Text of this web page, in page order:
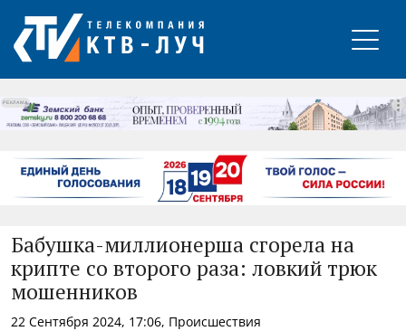
РЕКЛАМА
Бабушка-миллионерша сгорела на
крипте со второго раза: ловкий трюк
мошенников
22 Сентября 2024, 17:06, Происшествия